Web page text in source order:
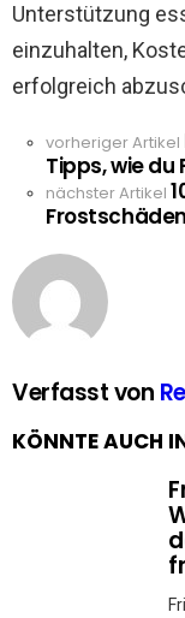
Unterstützung
einzuhalten,
erfolgreich
See
more
vorheriger Artikel
Tipps, wie
nächster Artikel
Verfasst von
KÖNNTE AUCH